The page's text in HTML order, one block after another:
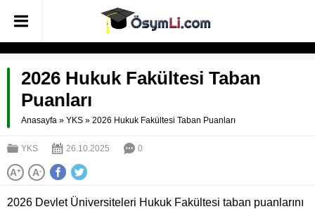
2026 Hukuk Fakültesi Taban
Puanları
Anasayfa » YKS » 2026 Hukuk Fakültesi Taban Puanları
YKS 26.10.2025 0
A+ A-
2026 Devlet Üniversiteleri Hukuk Fakültesi taban puanlarını